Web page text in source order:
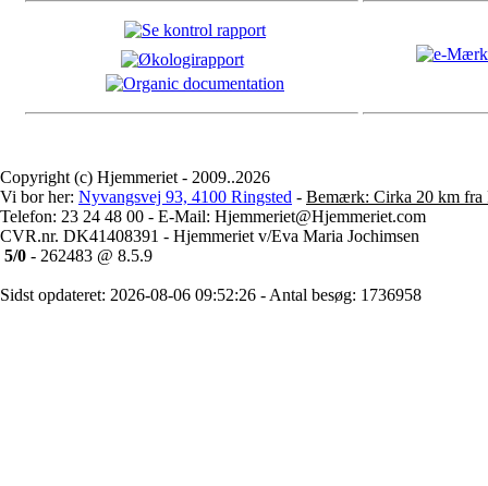
Copyright (c) Hjemmeriet - 2009..2026
Vi bor her: Nyvangsvej 93, 4100 Ringsted - Bemærk: Cirka 20 km fra
Telefon: 23 24 48 00 - E-Mail: Hjemmeriet@Hjemmeriet.com
CVR.nr. DK41408391 - Hjemmeriet v/Eva Maria Jochimsen
5/0 - 262483 @ 8.5.9
Sidst opdateret: 2026-08-06 09:52:26 - Antal besøg: 1736958